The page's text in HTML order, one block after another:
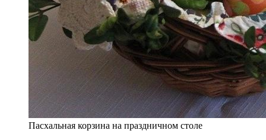
Пасхальная корзина на праздничном столе